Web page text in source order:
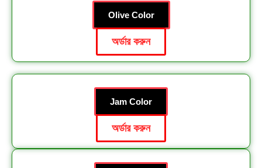
Olive Color
অর্ডার করুন
Jam Color
অর্ডার করুন